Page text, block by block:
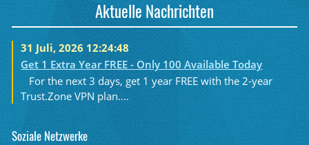
Aktuelle Nachrichten
31 Juli, 2026 12:24:48
Get 1 Extra Year FREE - Only 100 Available Today
For the next 3 days, get 1 year FREE with the 2-year
Trust.Zone VPN plan....
Soziale Netzwerke